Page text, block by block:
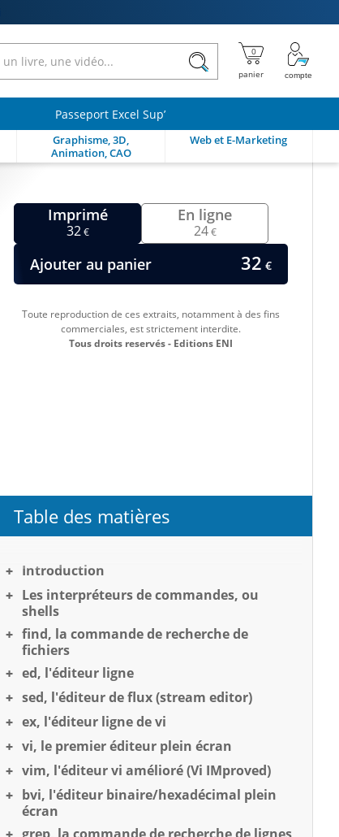
Passeport Excel Sup’
Graphisme, 3D,
Animation, CAO
Web et E-Marketing
Imprimé
32€
En ligne
24€
Ajouter au panier 32 €
Toute reproduction de ces extraits, notamment à des fins
commerciales, est strictement interdite.
Tous droits reservés - Editions ENI
Table des matières
Introduction
Les interpréteurs de commandes, ou
shells
find, la commande de recherche de
fichiers
ed, l'éditeur ligne
sed, l'éditeur de flux (stream editor)
ex, l'éditeur ligne de vi
vi, le premier éditeur plein écran
vim, l'éditeur vi amélioré (Vi IMproved)
bvi, l'éditeur binaire/hexadécimal plein
écran